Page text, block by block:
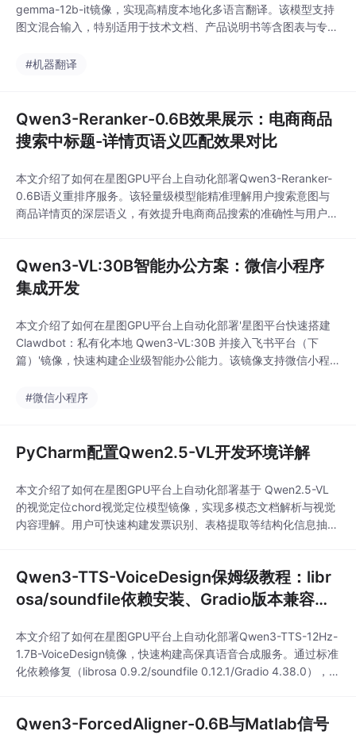
gemma-12b-it镜像，实现高精度本地化多语言翻译。该模型支持
图文混合输入，特别适用于技术文档、产品说明书等含图表与专业
化与研发协作效率。
#机器翻译
Qwen3-Reranker-0.6B效果展示：电商商品
搜索中标题-详情页语义匹配效果对比
本文介绍了如何在星图GPU平台上自动化部署Qwen3-Reranker-
0.6B语义重排序服务。该轻量级模型能精准理解用户搜索意图与
商品详情页的深层语义，有效提升电商商品搜索的准确性与用户体
Qwen3-VL:30B智能办公方案：微信小程序
集成开发
本文介绍了如何在星图GPU平台上自动化部署'星图平台快速搭建
Clawdbot：私有化本地 Qwen3-VL:30B 并接入飞书平台（下
篇）'镜像，快速构建企业级智能办公能力。该镜像支持微信小程
语义审查及多格式文档场景感知摘要，显著提升办公效率与数据安
#微信小程序
PyCharm配置Qwen2.5-VL开发环境详解
本文介绍了如何在星图GPU平台上自动化部署基于 Qwen2.5-VL
的视觉定位chord视觉定位模型镜像，实现多模态文档解析与视觉
内容理解。用户可快速构建发票识别、表格提取等结构化信息抽取
Qwen3-TTS-VoiceDesign保姆级教程：libr
osa/soundfile依赖安装、Gradio版本兼容性
本文介绍了如何在星图GPU平台上自动化部署Qwen3-TTS-12Hz-
1.7B-VoiceDesign镜像，快速构建高保真语音合成服务。通过标准
化依赖修复（librosa 0.9.2/soundfile 0.12.1/Gradio 4.38.0），用
Qwen3-ForcedAligner-0.6B与Matlab信号